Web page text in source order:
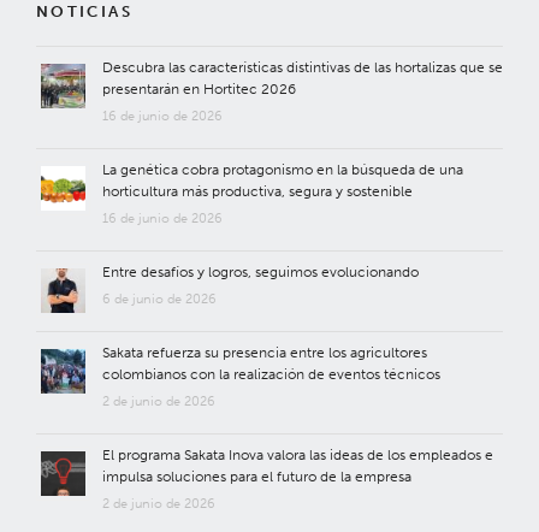
NOTICIAS
Descubra las características distintivas de las hortalizas que se
presentarán en Hortitec 2026
16 de junio de 2026
La genética cobra protagonismo en la búsqueda de una
horticultura más productiva, segura y sostenible
16 de junio de 2026
Entre desafíos y logros, seguimos evolucionando
6 de junio de 2026
Sakata refuerza su presencia entre los agricultores
colombianos con la realización de eventos técnicos
2 de junio de 2026
El programa Sakata Inova valora las ideas de los empleados e
impulsa soluciones para el futuro de la empresa
2 de junio de 2026